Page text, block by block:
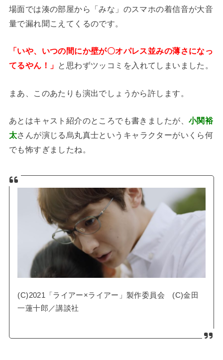
場面では湊の部屋から「みな」のスマホの着信音が大音
量で漏れ聞こえてくるのです。
「いや、いつの間にか壁が〇オパレス並みの薄さになっ
てるやん！」 と思わずツッコミを入れてしまいました。
まあ、このあたりも演出でしょうから許します。
あとはキャスト紹介のところでも書きましたが、 小関裕
太さんが演じる烏丸真士というキャラクターがいくら何
でも怖すぎましたね。
(C)2021「ライアー×ライアー」製作委員会 (C)金田
一蓮十郎／講談社